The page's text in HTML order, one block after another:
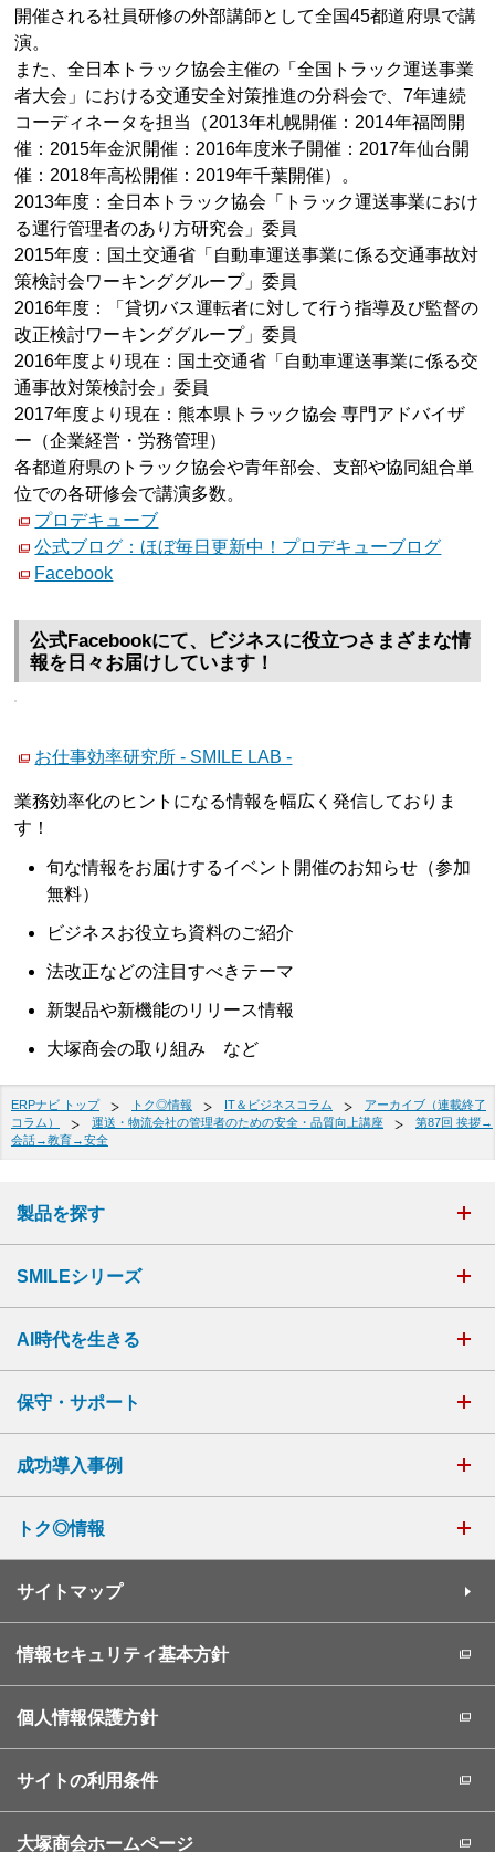
開催される社員研修の外部講師として全国45都道府県で講
演。
また、全日本トラック協会主催の「全国トラック運送事業
者大会」における交通安全対策推進の分科会で、7年連続
コーディネータを担当（2013年札幌開催：2014年福岡開
催：2015年金沢開催：2016年度米子開催：2017年仙台開
催：2018年高松開催：2019年千葉開催）。
2013年度：全日本トラック協会「トラック運送事業におけ
る運行管理者のあり方研究会」委員
2015年度：国土交通省「自動車運送事業に係る交通事故対
策検討会ワーキンググループ」委員
2016年度：「貸切バス運転者に対して行う指導及び監督の
改正検討ワーキンググループ」委員
2016年度より現在：国土交通省「自動車運送事業に係る交
通事故対策検討会」委員
2017年度より現在：熊本県トラック協会 専門アドバイザ
ー（企業経営・労務管理）
各都道府県のトラック協会や青年部会、支部や協同組合単
位での各研修会で講演多数。
プロデキューブ
公式ブログ：ほぼ毎日更新中！プロデキューブログ
Facebook
公式Facebookにて、ビジネスに役立つさまざまな情
報を日々お届けしています！
お仕事効率研究所 - SMILE LAB -
業務効率化のヒントになる情報を幅広く発信しておりま
す！
旬な情報をお届けするイベント開催のお知らせ（参加
無料）
ビジネスお役立ち資料のご紹介
法改正などの注目すべきテーマ
新製品や新機能のリリース情報
大塚商会の取り組み など
ERPナビ トップ トク◎情報 IT＆ビジネスコラム
アーカイブ（連載終了
コラム）
運送・物流会社の管理者のための安全・品質向上講座
第87回 挨拶→
会話→教育→安全
製品を探す
SMILEシリーズ
AI時代を生きる
保守・サポート
成功導入事例
トク◎情報
サイトマップ
情報セキュリティ基本方針
個人情報保護方針
サイトの利用条件
大塚商会ホームページ